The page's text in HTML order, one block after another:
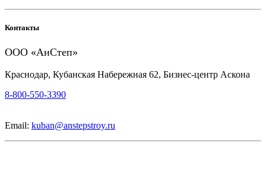
Контакты
ООО «АнСтеп»
Краснодар, Кубанская Набережная 62, Бизнес-центр Аскона
8-800-550-3390
Email: kuban@anstepstroy.ru